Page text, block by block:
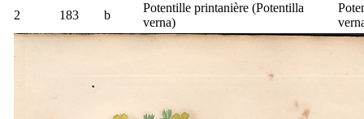
2 183 b
Potentille printanière (Potentilla
verna)